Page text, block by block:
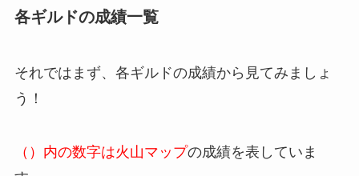
各ギルドの成績一覧
それではまず、各ギルドの成績から見てみましょ
う！
（）内の数字は火山マップの成績を表していま